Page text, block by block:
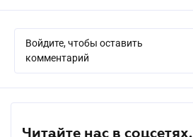
Войдите, чтобы оставить
комментарий
Читайте нас в соцсетях.